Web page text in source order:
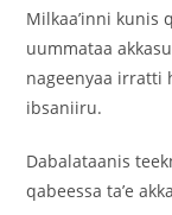
‎Milkaa’inni kunis
uummataa
nageenyaa irratti
ibsaniiru.
‎Dabalataanis
qabeessa ta’e